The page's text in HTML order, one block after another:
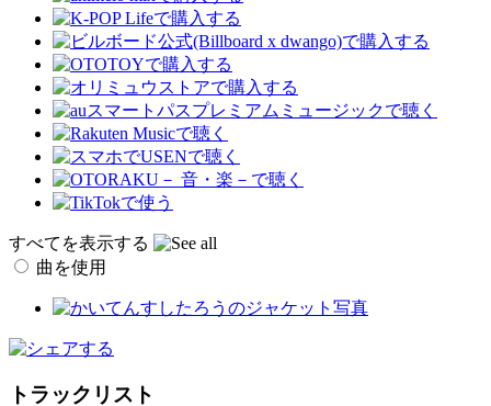
すべてを表示する
曲を使用
トラックリスト